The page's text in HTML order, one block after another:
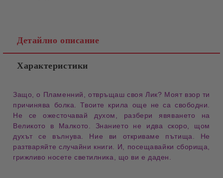
Детайлно описание
Характеристики
Защо, о Пламенний, отвръщаш своя Лик? Моят взор ти
причинява болка. Твоите крила още не са свободни.
Не се ожесточавай духом, разбери явяването на
Великото в Малкото. Знанието не идва скоро, щом
духът се вълнува. Ние ви откриваме пътища. Не
разтваряйте случайни книги. И, посещавайки сборища,
грижли­во носете светилника, що ви е да­ден.